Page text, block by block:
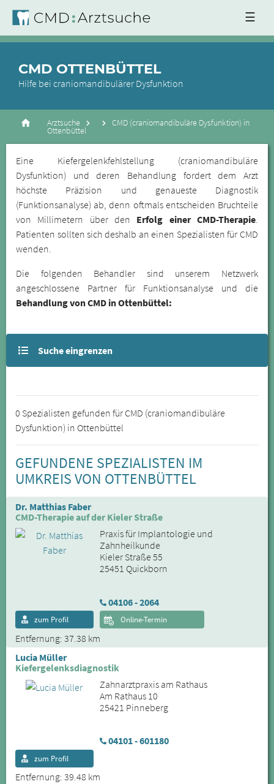
☰
CMD OTTENBÜTTEL
Hilfe bei craniomandibulärer Dysfunktion
Arztsuche CMD (craniomandibuläre Dysfunktion) in
Ottenbüttel
Eine Kiefergelenkfehlstellung (craniomandibuläre
Dysfunktion) und deren Behandlung fordert dem Arzt
höchste Präzision und genaueste Diagnostik
(Funktionsanalyse) ab, denn oftmals entscheiden Bruchteile
von Millimetern über den Erfolg einer CMD-Therapie.
Patienten sollten sich deshalb an einen Spezialisten für CMD
wenden.
Die folgenden Behandler sind unserem Netzwerk
angeschlossene Partner für Funktionsanalyse und die
Behandlung von CMD in Ottenbüttel:
Suche eingrenzen
0 Spezialisten gefunden für CMD (craniomandibuläre
Dysfunktion) in Ottenbüttel
GEFUNDENE SPEZIALISTEN IM
UMKREIS VON OTTENBÜTTEL
Dr. Matthias Faber
CMD-Therapie auf der Kieler Straße
Praxis für Implantologie und
Zahnheilkunde
Kieler Straße 55
25451 Quickborn
04106 - 2064
Entfernung: 37.38 km
zum Profil Online-Termin
Lucia Müller
Kiefergelenksdiagnostik
Zahnarztpraxis am Rathaus
Am Rathaus 10
25421 Pinneberg
04101 - 601180
Entfernung: 39.48 km
zum Profil